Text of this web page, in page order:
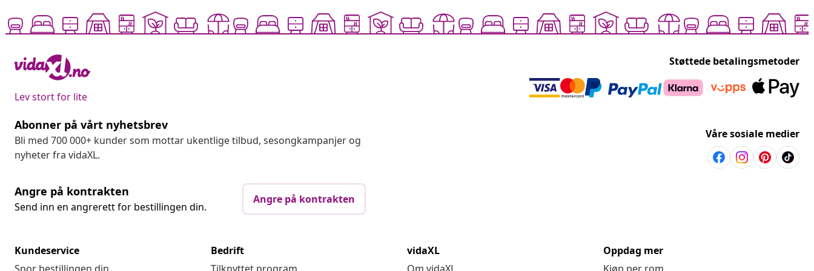
Lev stort for lite
Støttede betalingsmetoder
Abonner på vårt nyhetsbrev
Bli med 700 000+ kunder som mottar ukentlige tilbud, sesongkampanjer og
nyheter fra vidaXL.
Våre sosiale medier
Angre på kontrakten
Send inn en angrerett for bestillingen din.
Angre på kontrakten
Kundeservice
Bedrift
vidaXL
Oppdag mer